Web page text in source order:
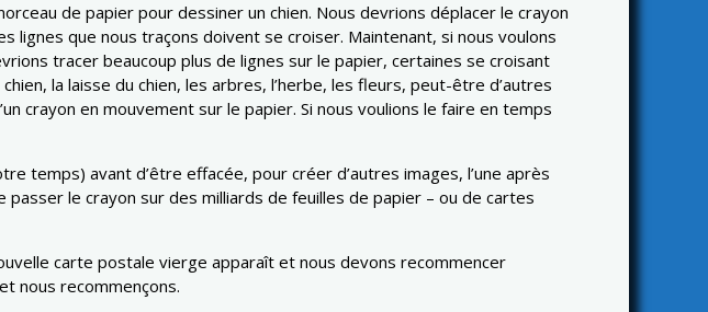
de papier pour dessiner un chien. Nous devrions déplacer le crayon
lignes que nous traçons doivent se croiser. Maintenant, si nous voulons
tracer beaucoup plus de lignes sur le papier, certaines se croisant
la laisse du chien, les arbres, l’herbe, les fleurs, peut-être d’autres
crayon en mouvement sur le papier. Si nous voulions le faire en temps
temps) avant d’être effacée, pour créer d’autres images, l’une après
le crayon sur des milliards de feuilles de papier – ou de cartes
carte postale vierge apparaît et nous devons recommencer
nous recommençons.